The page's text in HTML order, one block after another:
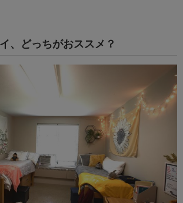
、どっちがおススメ？